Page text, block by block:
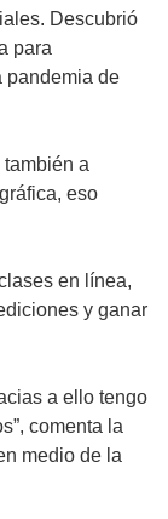
Descubrió
para
pandemia de
a
eso
en línea,
y ganar
a ello tengo
comenta la
medio de la